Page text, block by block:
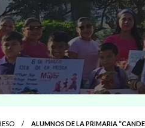
ALUMNOS DE LA PRIMARIA